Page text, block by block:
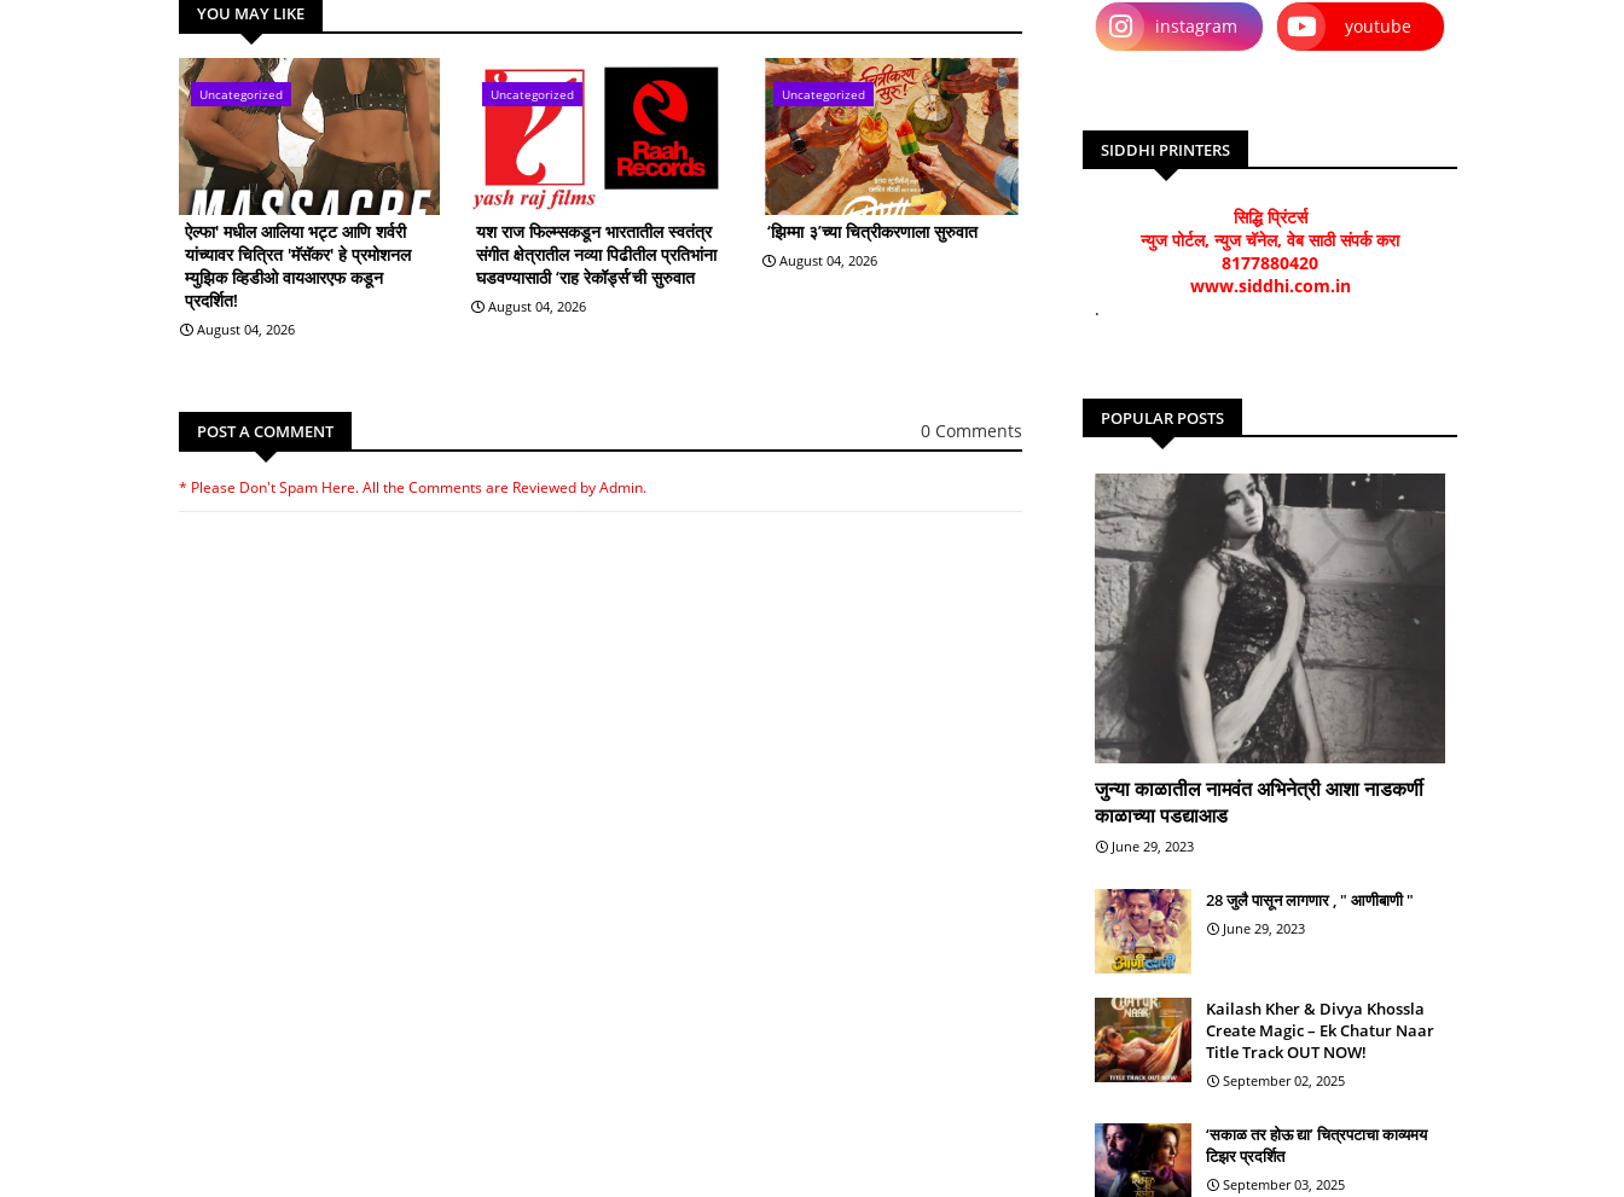
YOU MAY LIKE
Uncategorized
ऐल्फा' मधील आलिया भट्ट आणि शर्वरी
यांच्यावर चित्रित 'मॅसॅकर' हे प्रमोशनल
म्युझिक व्हिडीओ वायआरएफ कडून
प्रदर्शित!
August 04, 2026
Uncategorized
यश राज फिल्म्सकडून भारतातील स्वतंत्र
संगीत क्षेत्रातील नव्या पिढीतील प्रतिभांना
घडवण्यासाठी ‘राह रेकॉर्ड्स’ची सुरुवात
August 04, 2026
Uncategorized
‘झिम्मा ३’च्या चित्रीकरणाला सुरुवात
August 04, 2026
POST A COMMENT 0 Comments
* Please Don't Spam Here. All the Comments are Reviewed by Admin.
instagram youtube
SIDDHI PRINTERS
सिद्धि प्रिंटर्स
न्युज पोर्टल, न्युज चॅनेल, वेब साठी संपर्क करा
8177880420
www.siddhi.com.in
.
POPULAR POSTS
जुन्या काळातील नामवंत अभिनेत्री आशा नाडकर्णी
काळाच्या पडद्याआड
June 29, 2023
28 जुलै पासून लागणार , " आणीबाणी "
June 29, 2023
Kailash Kher & Divya Khossla
Create Magic – Ek Chatur Naar
Title Track OUT NOW!
September 02, 2025
‘सकाळ तर होऊ द्या’ चित्रपटाचा काव्यमय
टिझर प्रदर्शित
September 03, 2025